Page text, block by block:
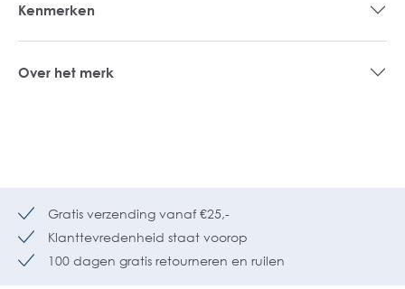
Kenmerken
Over het merk
Gratis verzending vanaf €25,-
Klanttevredenheid staat voorop
100 dagen gratis retourneren en ruilen